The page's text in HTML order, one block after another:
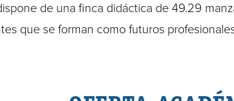
de una finca didáctica de 49.29
que se forman como futuros